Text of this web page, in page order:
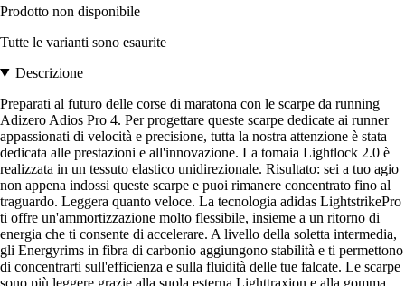
Prodotto non disponibile
Tutte le varianti sono esaurite
Descrizione
Preparati al futuro delle corse di maratona con le scarpe da running
Adizero Adios Pro 4. Per progettare queste scarpe dedicate ai runner
appassionati di velocità e precisione, tutta la nostra attenzione è stata
dedicata alle prestazioni e all'innovazione. La tomaia Lightlock 2.0 è
realizzata in un tessuto elastico unidirezionale. Risultato: sei a tuo agio
non appena indossi queste scarpe e puoi rimanere concentrato fino al
traguardo. Leggera quanto veloce. La tecnologia adidas LightstrikePro
ti offre un'ammortizzazione molto flessibile, insieme a un ritorno di
energia che ti consente di accelerare. A livello della soletta intermedia,
gli Energyrims in fibra di carbonio aggiungono stabilità e ti permettono
di concentrarti sull'efficienza e sulla fluidità delle tue falcate. Le scarpe
sono più leggere grazie alla suola esterna Lighttraxion e alla gomma